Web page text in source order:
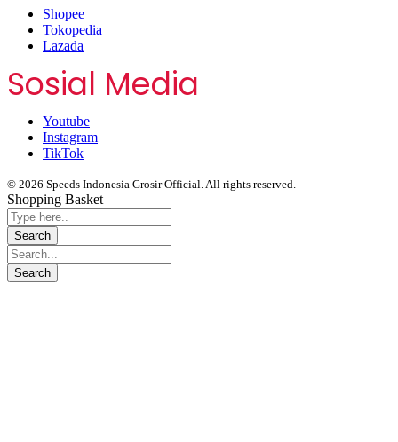
Shopee
Tokopedia
Lazada
Sosial Media
Youtube
Instagram
TikTok
© 2026 Speeds Indonesia Grosir Official. All rights reserved.
Shopping Basket